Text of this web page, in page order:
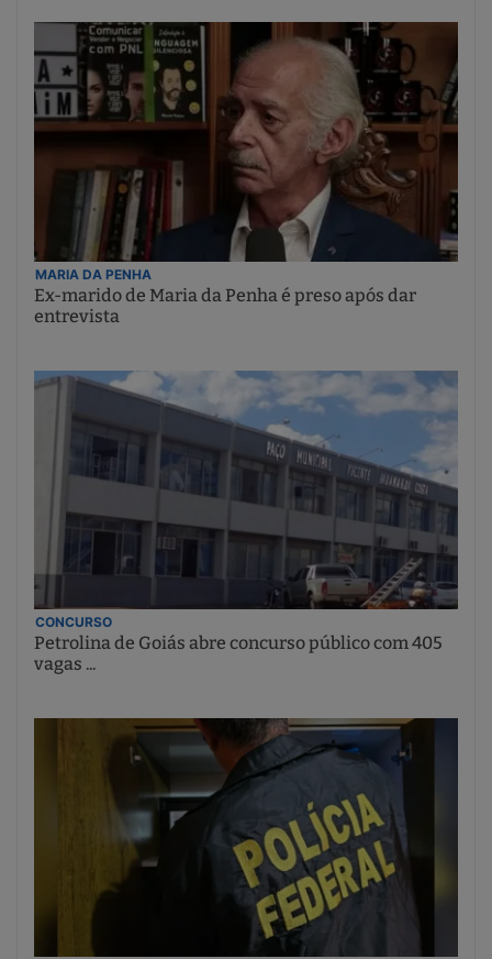
MARIA DA PENHA
Ex-marido de Maria da Penha é preso após dar
entrevista
CONCURSO
Petrolina de Goiás abre concurso público com 405
vagas ...